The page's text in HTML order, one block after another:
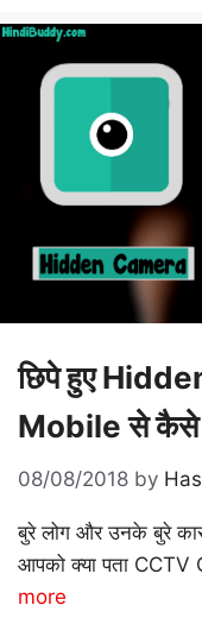
छिपे हुए
Mobile से
08/08/2018 by
बुरे लोग और उनके बुरे
आपको क्या पता
more